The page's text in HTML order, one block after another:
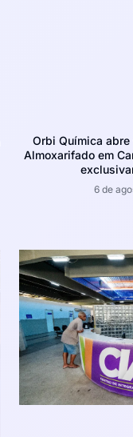
Orbi Química
Almoxarifado em
6 de